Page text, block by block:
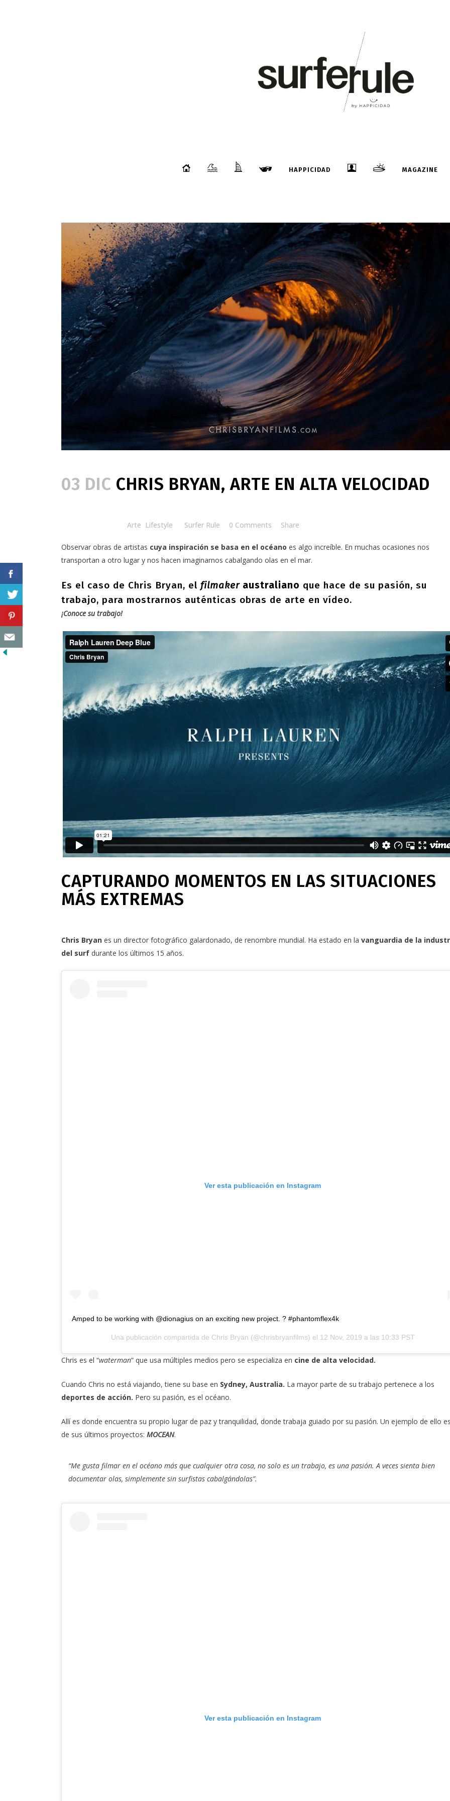
HAPPICIDAD MAGAZINE
03 DIC CHRIS BRYAN, ARTE EN ALTA VELOCIDAD
Arte Lifestyle Surfer Rule 0 Comments Share
Observar obras de artistas cuya inspiración se basa en el océano es algo increíble. En muchas ocasiones nos
transportan a otro lugar y nos hacen imaginarnos cabalgando olas en el mar.
Es el caso de Chris Bryan, el filmaker australiano que hace de su pasión, su
trabajo, para mostrarnos auténticas obras de arte en vídeo.
¡Conoce su trabajo!
CAPTURANDO MOMENTOS EN LAS SITUACIONES
MÁS EXTREMAS
Chris Bryan es un director fotográfico galardonado, de renombre mundial. Ha estado en la vanguardia de la
del surf durante los últimos 15 años.
Ver esta publicación en Instagram
Amped to be working with @dionagius on an exciting new project. ? #phantomflex4k
Una publicación compartida de Chris Bryan (@chrisbryanfilms) el 12 Nov, 2019 a las 10:33 PST
Chris es el “waterman” que usa múltiples medios pero se especializa en cine de alta velocidad.
Cuando Chris no está viajando, tiene su base en Sydney, Australia. La mayor parte de su trabajo pertenece a los
deportes de acción. Pero su pasión, es el océano.
Allí es donde encuentra su propio lugar de paz y tranquilidad, donde trabaja guiado por su pasión. Un ejemplo de ello
de sus últimos proyectos: MOCEAN.
“Me gusta filmar en el océano más que cualquier otra cosa, no solo es un trabajo, es una pasión. A veces sienta bien
documentar olas, simplemente sin surfistas cabalgándolas”.
Ver esta publicación en Instagram